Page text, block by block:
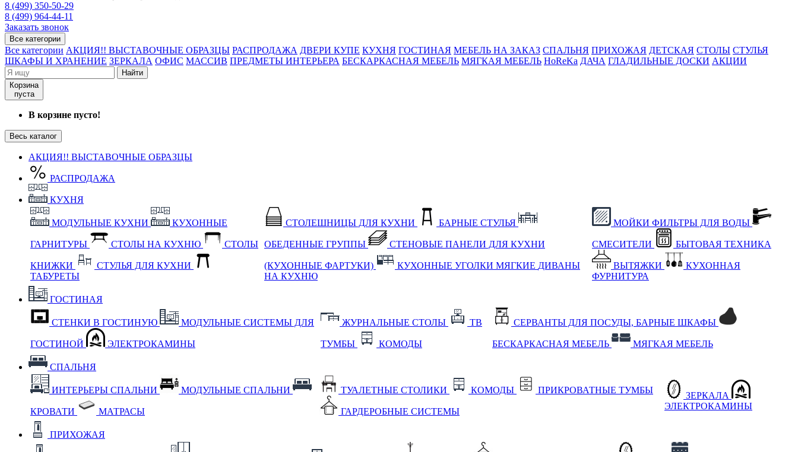
8 (499) 350-50-29
8 (499) 964-44-11
Заказать звонок
Все категории
Все категории АКЦИЯ!! ВЫСТАВОЧНЫЕ ОБРАЗЦЫ РАСПРОДАЖА ДВЕРИ КУПЕ КУХНЯ ГОСТИНАЯ МЕБЕЛЬ НА ЗАКАЗ СПАЛЬНЯ ПРИХОЖАЯ ДЕТСКАЯ СТОЛЫ СТУЛЬЯ
ШКАФЫ И ХРАНЕНИЕ ЗЕРКАЛА ОФИС МАССИВ ПРЕДМЕТЫ ИНТЕРЬЕРА БЕСКАРКАСНАЯ МЕБЕЛЬ МЯГКАЯ МЕБЕЛЬ HoReKa ДАЧА ГЛАДИЛЬНЫЕ ДОСКИ АКЦИИ
Найти
Корзина
пуста
В корзине пусто!
Весь каталог
АКЦИЯ!! ВЫСТАВОЧНЫЕ ОБРАЗЦЫ
РАСПРОДАЖА
КУХНЯ
МОДУЛЬНЫЕ КУХНИ КУХОННЫЕ
ГАРНИТУРЫ СТОЛЫ НА КУХНЮ СТОЛЫ
КНИЖКИ
СТУЛЬЯ ДЛЯ КУХНИ
ТАБУРЕТЫ
СТОЛЕШНИЦЫ ДЛЯ КУХНИ БАРНЫЕ СТУЛЬЯ
ОБЕДЕННЫЕ ГРУППЫ СТЕНОВЫЕ ПАНЕЛИ ДЛЯ КУХНИ
(КУХОННЫЕ ФАРТУКИ) КУХОННЫЕ УГОЛКИ МЯГКИЕ ДИВАНЫ
НА КУХНЮ
МОЙКИ ФИЛЬТРЫ ДЛЯ ВОДЫ
СМЕСИТЕЛИ БЫТОВАЯ ТЕХНИКА
ВЫТЯЖКИ
КУХОННАЯ
ФУРНИТУРА
ГОСТИНАЯ
СТЕНКИ В ГОСТИНУЮ МОДУЛЬНЫЕ СИСТЕМЫ ДЛЯ
ГОСТИНОЙ ЭЛЕКТРОКАМИНЫ
ЖУРНАЛЬНЫЕ СТОЛЫ ТВ
ТУМБЫ КОМОДЫ
СЕРВАНТЫ ДЛЯ ПОСУДЫ, БАРНЫЕ ШКАФЫ
БЕСКАРКАСНАЯ МЕБЕЛЬ МЯГКАЯ МЕБЕЛЬ
СПАЛЬНЯ
ИНТЕРЬЕРЫ СПАЛЬНИ МОДУЛЬНЫЕ СПАЛЬНИ
КРОВАТИ МАТРАСЫ
ТУАЛЕТНЫЕ СТОЛИКИ КОМОДЫ ПРИКРОВАТНЫЕ ТУМБЫ
ГАРДЕРОБНЫЕ СИСТЕМЫ
ЗЕРКАЛА
ЭЛЕКТРОКАМИНЫ
ПРИХОЖАЯ